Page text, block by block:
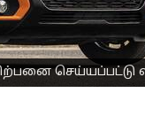
செய்யப்பட்டு
ஒன்றை